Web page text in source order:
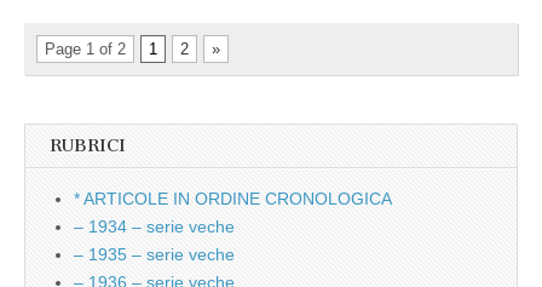
Page 1 of 2 1 2 »
RUBRICI
* ARTICOLE IN ORDINE CRONOLOGICA
– 1934 – serie veche
– 1935 – serie veche
– 1936 – serie veche